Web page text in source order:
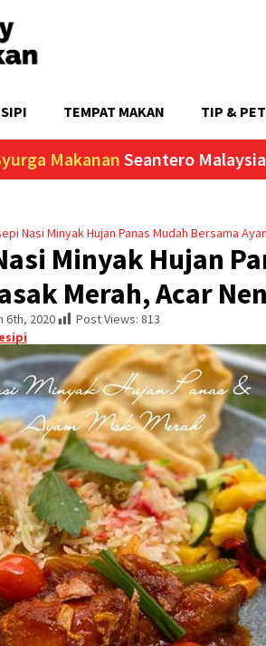
TEMPAT MAKAN TIP &
Makanan Seantero
Nasi Minyak Hujan Panas Mudah Bersama
Minyak Hujan
Merah, Acar
6th, 2020 Post Views: 813